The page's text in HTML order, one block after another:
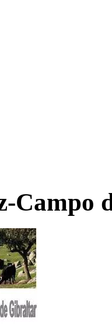
Campo